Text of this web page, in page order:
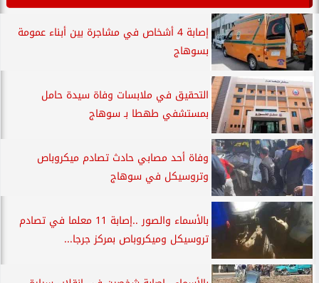
إصابة 4 أشخاص في مشاجرة بين أبناء عمومة
بسوهاج
التحقيق في ملابسات وفاة سيدة حامل
بمستشفي طهطا بـ سوهاج
وفاة أحد مصابي حادث تصادم ميكروباص
وتروسيكل في سوهاج
بالأسماء والصور ..إصابة 11 معلما في تصادم
تروسيكل وميكروباص بمركز جرجا...